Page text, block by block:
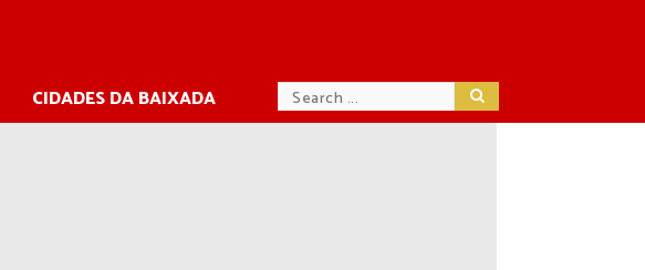
CIDADES DA BAIXADA